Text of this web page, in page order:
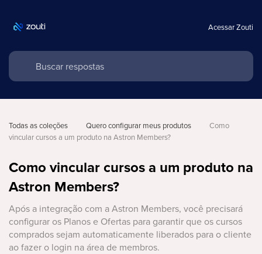
Acessar Zouti
Todas as coleções Quero configurar meus produtos
Como
vincular cursos a um produto na Astron Members?
Como vincular cursos a um produto na
Astron Members?
Após a integração com a Astron Members, você precisará
configurar os Planos e Ofertas para garantir que os cursos
comprados sejam automaticamente liberados para o cliente
ao fazer o login na área de membros.